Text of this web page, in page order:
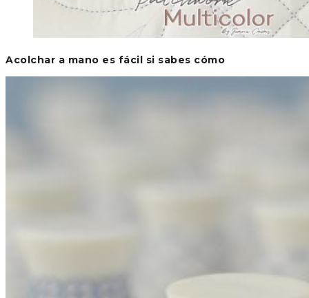
Acolchar a mano es fácil si sabes cómo